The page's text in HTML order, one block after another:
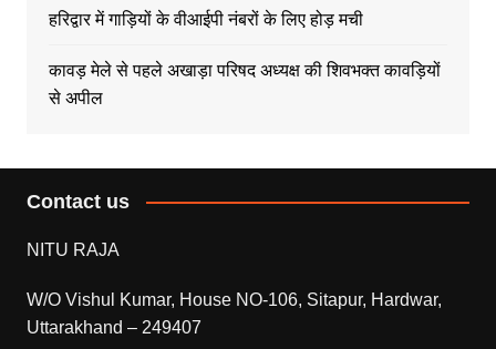
हरिद्वार में गाड़ियों के वीआईपी नंबरों के लिए होड़ मची
कावड़ मेले से पहले अखाड़ा परिषद अध्यक्ष की शिवभक्त कावड़ियों
से अपील
Contact us
NITU RAJA
W/O Vishul Kumar, House NO-106, Sitapur, Hardwar,
Uttarakhand – 249407